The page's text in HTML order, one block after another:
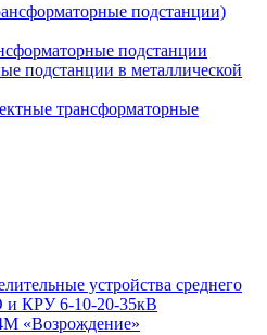
подстанции)
подстанции
подстанции в металлической
трансформаторные
устройства среднего
и КРУ 6-10-20-35кВ
«Возрождение»